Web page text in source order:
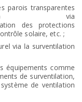
parois transparentes
via
des protections
solaire, etc. ;
via la surventilation
équipements comme
de surventilation,
de ventilation